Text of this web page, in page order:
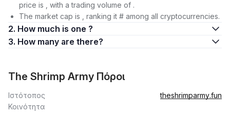
price is , with a trading volume of .
The market cap is , ranking it # among all cryptocurrencies.
2. How much is one ?
3. How many are there?
The Shrimp Army Πόροι
Ιστότοπος
theshrimparmy.fun
Κοινότητα